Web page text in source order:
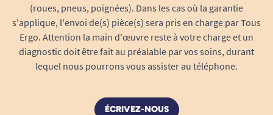
(roues, pneus, poignées). Dans les cas où la garantie
s'applique, l'envoi de(s) pièce(s) sera pris en charge par Tous
Ergo. Attention la main d'œuvre reste à votre charge et un
diagnostic doit être fait au préalable par vos soins, durant
lequel nous pourrons vous assister au téléphone.
ÉCRIVEZ-NOUS